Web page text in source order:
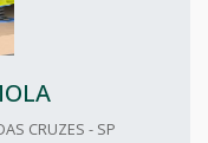
CRUZES - SP